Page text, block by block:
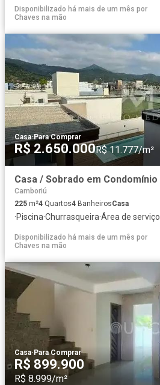
Disponibilizado há mais de um mês por
Chaves na mão
Casa·Para Comprar
R$ 2.650.000R$ 11.777/m²
Camboriú
225 m²4 Quartos4 BanheirosCasa
·Piscina·Churrasqueira·Área de serviço
Disponibilizado há mais de um mês por
Chaves na mão
Casa·Para Comprar
R$ 899.900
R$ 8.999/m²